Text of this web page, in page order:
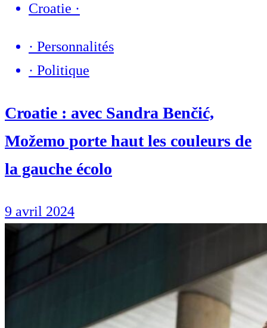
Croatie ·
· Personnalités
· Politique
Croatie : avec Sandra Benčić,
Možemo porte haut les couleurs de
la gauche écolo
9 avril 2024